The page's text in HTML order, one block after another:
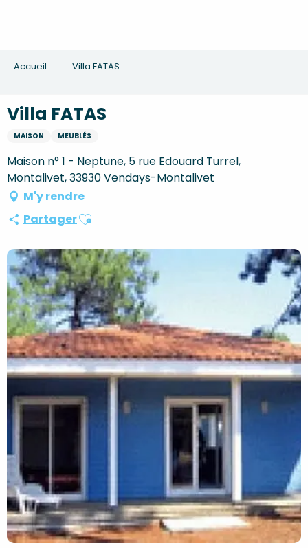
Accueil Villa FATAS
Villa FATAS
MAISON MEUBLÉS
Maison n° 1 - Neptune, 5 rue Edouard Turrel,
Montalivet, 33930 Vendays-Montalivet
M'y rendre
PartagerAjouter aux favoris